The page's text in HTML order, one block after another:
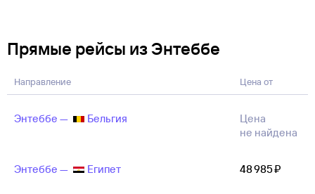
Прямые рейсы из Энтеббе
Направление Цена от
Энтеббе — Бельгия
Цена
не найдена
Энтеббе — Египет 48 ⁠985 ⁠₽